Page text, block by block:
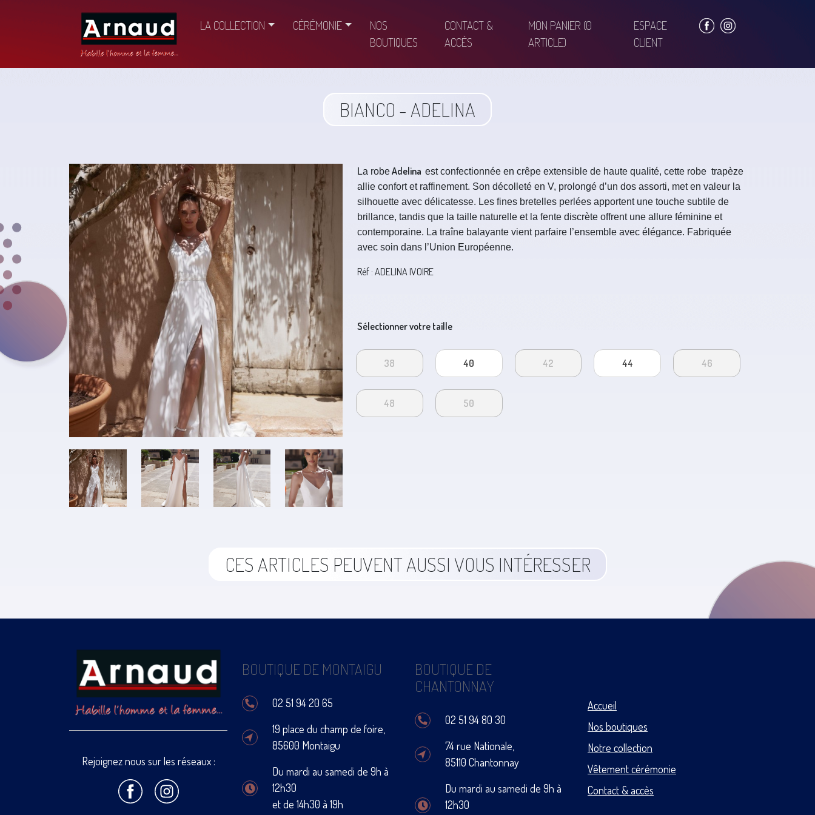
LA COLLECTION CÉRÉMONIE
NOS
BOUTIQUES
CONTACT &
ACCÈS
MON PANIER (0
ARTICLE)
ESPACE
CLIENT
BIANCO - ADELINA
La robeAdelina est confectionnée en crêpe extensible de haute qualité, cette robe trapèze
allie confort et raffinement. Son décolleté en V, prolongé d’un dos assorti, met en valeur la
silhouette avec délicatesse. Les fines bretelles perlées apportent une touche subtile de
brillance, tandis que la taille naturelle et la fente discrète offrent une allure féminine et
contemporaine. La traîne balayante vient parfaire l’ensemble avec élégance. Fabriquée
avec soin dans l’Union Européenne.
Réf : ADELINA IVOIRE
Sélectionner votre taille
38 40 42 44 46
48 50
CES ARTICLES PEUVENT AUSSI VOUS INTÉRESSER
Rejoignez nous sur les réseaux :
BOUTIQUE DE MONTAIGU
02 51 94 20 65
19 place du champ de foire,
85600 Montaigu
Du mardi au samedi de 9h à
12h30
et de 14h30 à 19h
BOUTIQUE DE
CHANTONNAY
02 51 94 80 30
74 rue Nationale,
85110 Chantonnay
Du mardi au samedi de 9h à
12h30
Accueil
Nos boutiques
Notre collection
Vêtement cérémonie
Contact & accès